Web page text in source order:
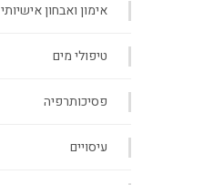
אימון ואבחון אישיותי
טיפולי מים
פסיכותרפיה
עיסויים